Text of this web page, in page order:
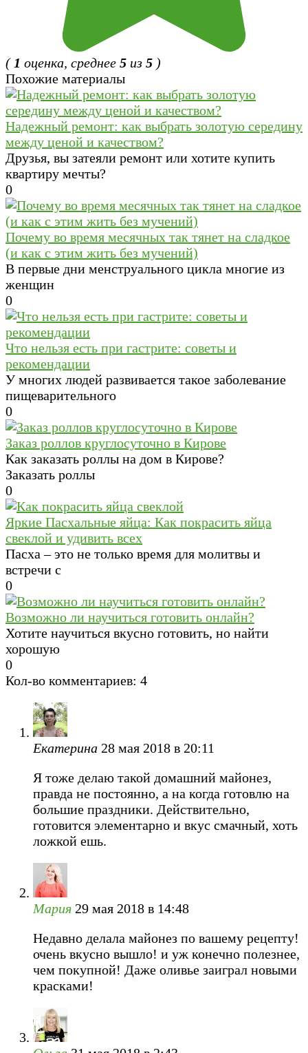
( 1 оценка, среднее 5 из 5 )
Похожие материалы
Надежный ремонт: как выбрать золотую середину
между ценой и качеством?
Друзья, вы затеяли ремонт или хотите купить
квартиру мечты?
0
Почему во время месячных так тянет на сладкое
(и как с этим жить без мучений)
В первые дни менструального цикла многие из
женщин
0
Что нельзя есть при гастрите: советы и
рекомендации
У многих людей развивается такое заболевание
пищеварительного
0
Заказ роллов круглосуточно в Кирове
Как заказать роллы на дом в Кирове?
Заказать роллы
0
Яркие Пасхальные яйца: Как покрасить яйца
свеклой и удивить всех
Пасха – это не только время для молитвы и
встречи с
0
Возможно ли научиться готовить онлайн?
Хотите научиться вкусно готовить, но найти
хорошую
0
Кол-во комментариев: 4
Екатерина 28 мая 2018 в 20:11
Я тоже делаю такой домашний майонез,
правда не постоянно, а на когда готовлю на
большие праздники. Действительно,
готовится элементарно и вкус смачный, хоть
ложкой ешь.
Мария 29 мая 2018 в 14:48
Недавно делала майонез по вашему рецепту!
очень вкусно вышло! и уж конечно полезнее,
чем покупной! Даже оливье заиграл новыми
красками!